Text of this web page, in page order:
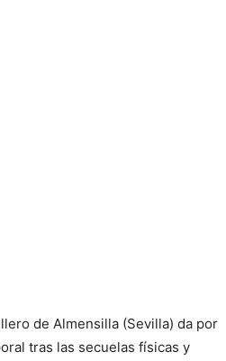
de Almensilla (Sevilla) da por
tras las secuelas físicas y